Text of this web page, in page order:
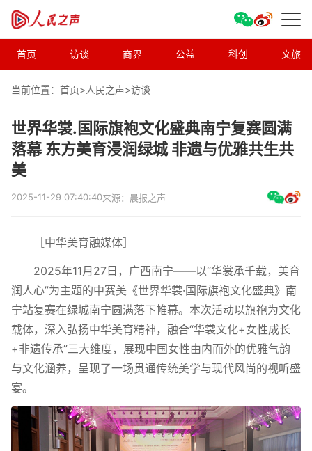
首页 访谈 商界 公益 科创 文旅
当前位置：首页>人民之声>访谈
世界华裳.国际旗袍文化盛典南宁复赛圆满
落幕 东方美育浸润绿城 非遗与优雅共生共
美
2025-11-29 07:40:40来源：晨报之声
［中华美育融媒体］
2025年11月27日，广西南宁——以“华裳承千载，美育
润人心”为主题的中赛美《世界华裳·国际旗袍文化盛典》南
宁站复赛在绿城南宁圆满落下帷幕。本次活动以旗袍为文化
载体，深入弘扬中华美育精神，融合“华裳文化+女性成长
+非遗传承”三大维度，展现中国女性由内而外的优雅气韵
与文化涵养，呈现了一场贯通传统美学与现代风尚的视听盛
宴。